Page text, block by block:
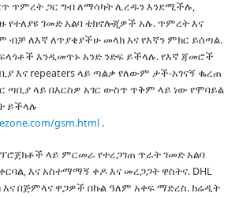
ጥምረት ጋር ግብ ለማሳካት ሊረዱን እንደሚችሉ,
የተለያዩ ገመድ አልባ ቴክኖሎጂዎች አሉ.ጥምረት እና
ለእኛ ለጥያቄያችሁ መላክ እና የእኛን ምክር ይሰጣል.
ፍላጎቶች እንዲመጥኑ አንድ ንድፍ ይችላሉ.የእኛ ጃመሮች
እና repeaters ላይ ጣልቃ የለውም ታች-አገናኝ ቈረጠ
ጣቢያ ላይ በእርስዎ አገር ውስጥ ጥቅም ላይ ነው የሞባይል
ይችላሉ
gsm.html.
ላይ ምርመራ የተረጋገጠ ጥራት ገመድ አልባ
እና አስተማማኝ ቀዶ እና መረጋጋት ዋስትና. DHL
እና በጅምላና ዋጋዎች በኩል ዓለም አቀፍ ማድረስ. ክሬዲት